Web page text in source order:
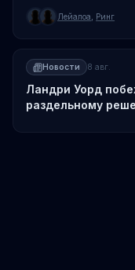
Лейалоа Ринг
Новости 8 авг.
Ландри Уорд
раздельному